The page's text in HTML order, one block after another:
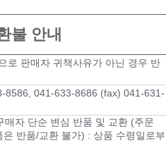
불 안내
로 판매자 귀책사유가 아닌 경우 반
8586, 041-633-8686 (fax) 041-631-
매자 단순 변심 반품 및 교환 (주문
은 반품/교환 불가) : 상품 수령일로부